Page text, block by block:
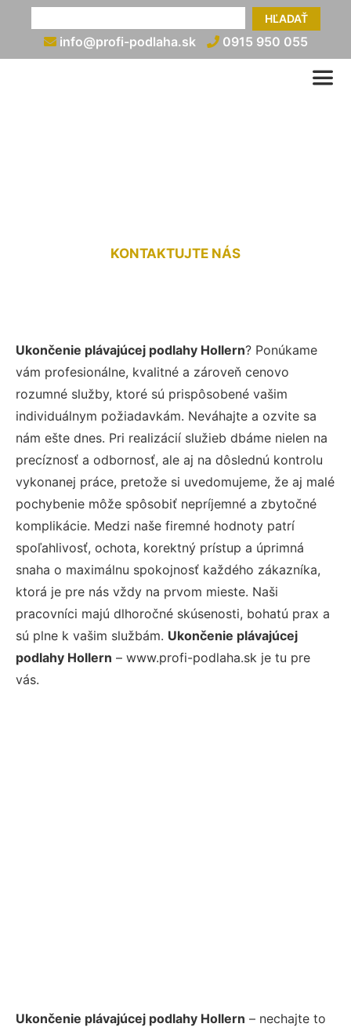
HĽADAŤ
info@profi-podlaha.sk 0915 950 055
KONTAKTUJTE NÁS
Ukončenie plávajúcej podlahy Hollern? Ponúkame
vám profesionálne, kvalitné a zároveň cenovo
rozumné služby, ktoré sú prispôsobené vašim
individuálnym požiadavkám. Neváhajte a ozvite sa
nám ešte dnes. Pri realizácií služieb dbáme nielen na
precíznosť a odbornosť, ale aj na dôslednú kontrolu
vykonanej práce, pretože si uvedomujeme, že aj malé
pochybenie môže spôsobiť nepríjemné a zbytočné
komplikácie. Medzi naše firemné hodnoty patrí
spoľahlivosť, ochota, korektný prístup a úprimná
snaha o maximálnu spokojnosť každého zákazníka,
ktorá je pre nás vždy na prvom mieste. Naši
pracovníci majú dlhoročné skúsenosti, bohatú prax a
sú plne k vašim službám. Ukončenie plávajúcej
podlahy Hollern – www.profi-podlaha.sk je tu pre
vás.
Ukončenie plávajúcej podlahy Hollern – nechajte to